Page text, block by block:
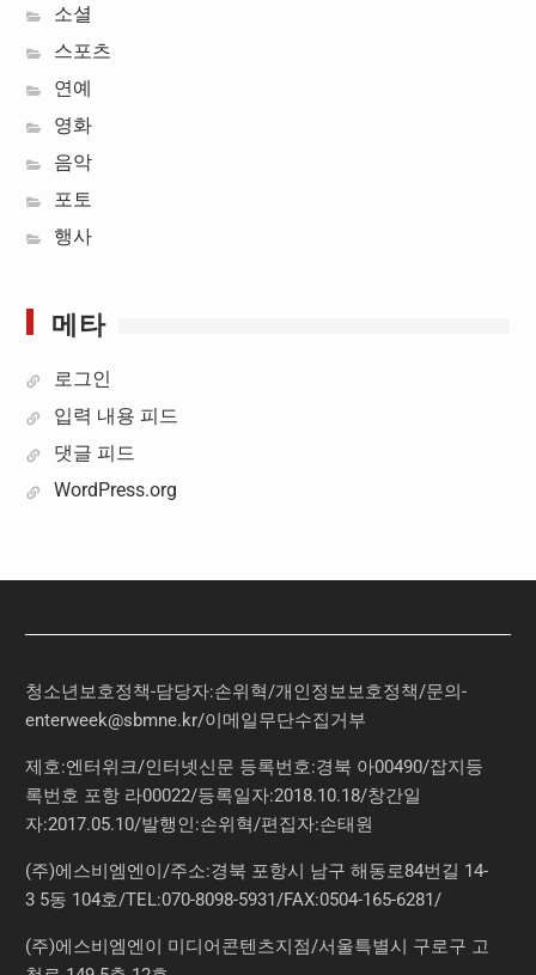
소셜
스포츠
연예
영화
음악
포토
행사
메타
로그인
입력 내용 피드
댓글 피드
WordPress.org
청소년보호정책-담당자:손위혁/개인정보보호정책/문의-
enterweek@sbmne.kr/이메일무단수집거부
제호:엔터위크/인터넷신문 등록번호:경북 아00490/잡지등
록번호 포항 라00022/등록일자:2018.10.18/창간일
자:2017.05.10/발행인:손위혁/편집자:손태원
(주)에스비엠엔이/주소:경북 포항시 남구 해동로84번길 14-
3 5동 104호/TEL:070-8098-5931/FAX:0504-165-6281/
(주)에스비엠엔이 미디어콘텐츠지점/서울특별시 구로구 고